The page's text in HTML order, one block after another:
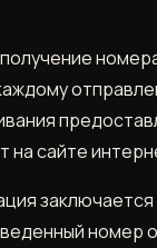
сайте
номер